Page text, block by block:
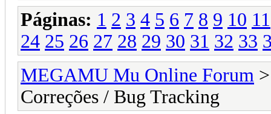
Páginas: 1 2 3 4 5 6 7 8 9 10 11
24 25 26 27 28 29 30 31 32 33
MEGAMU Mu Online Forum
Correções / Bug Tracking